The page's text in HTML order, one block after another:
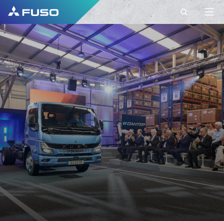
CONTACT
ΣΤΟΙΧΕΙΑ
ΕΠΙΚΟΙΝΩΝΙΑΣ ΜΕ
ΤΗ FUSO EUROPE
Έχετε ερωτήσεις;\nΣτείλτε μας το αίτημά
σας χρησιμοποιώντας αυτή τη φόρμα
επικοινωνίας.\n
ΌΝΟΜΑ*